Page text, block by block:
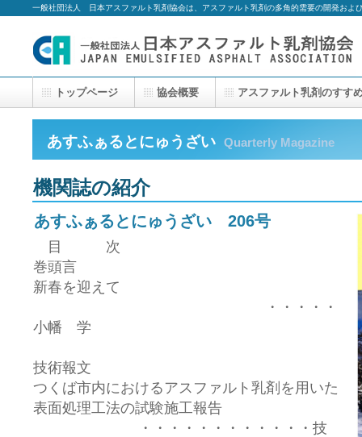
一般社団法人 日本アスファルト乳剤協会は、アスファルト乳剤の多角的需要の開発およ
あすふぁるとにゅうざい Quarterly Magazine
機関誌の紹介
あすふぁるとにゅうざい 206号
目 次
巻頭言
新春を迎えて
・・・・・
小幡 学
技術報文
つくば市内におけるアスファルト乳剤を用いた
表面処理工法の試験施工報告
・・・・・・・・・・・・技
トップページ 協会概要 アスファルト乳剤のすす